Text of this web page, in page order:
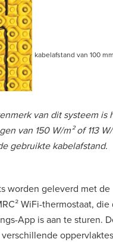
kabelafstand van 100 mm
van dit systeem is
van 150 W/m² of 113 W/
gebruikte kabelafstand.
worden geleverd met de
WiFi-thermostaat,
App is aan te sturen.